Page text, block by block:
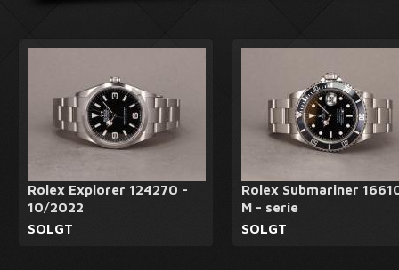
Rolex Explorer 124270 -
10/2022
SOLGT
Rolex Submariner
M - serie
SOLGT